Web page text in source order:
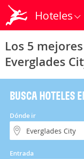
Hoteles
Los 5
Everglades
BUSCA HOTELES
Dónde ir
Entrada